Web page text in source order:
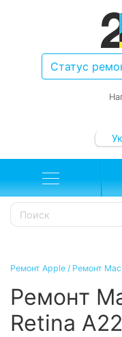
Статус
Ремонт Apple / Ремонт
Ремонт
Retina